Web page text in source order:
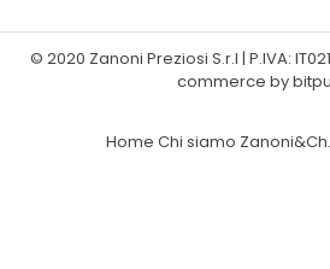
© 2020 Zanoni Preziosi S.r.l | P.IVA:
commerce by
Home Chi siamo Zanoni&Ch.